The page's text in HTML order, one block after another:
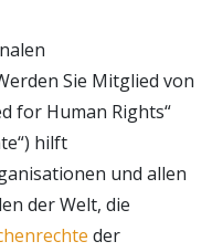
Sie Mitglied von
for Human Rights“
hilft
und allen
der Welt, die
der